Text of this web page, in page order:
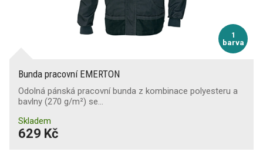
1
barva
Bunda pracovní EMERTON
Odolná pánská pracovní bunda z kombinace polyesteru a
bavlny (270 g/m²) se…
Skladem
629 Kč